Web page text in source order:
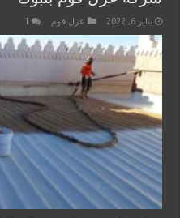
يناير 6, 2022 عزل فوم 1